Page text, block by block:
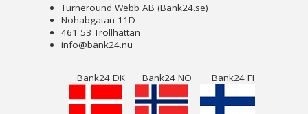
Turneround Webb AB (Bank24.se)
Nohabgatan 11D
461 53 Trollhättan
info@bank24.nu
Bank24 DK Bank24 NO Bank24 FI